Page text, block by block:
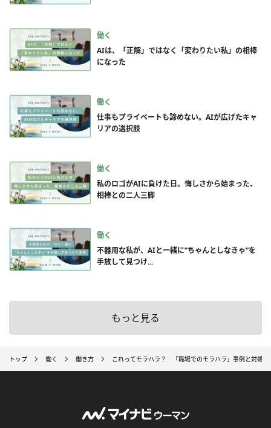
働く
AIは、「正解」ではなく「変わりたい私」の相棒
になった
働く
仕事もプライベートも諦めない。AIが広げたキャ
リアの選択肢
働く
私のロゴがAIに負けた日。悔しさから始まった、
相棒との二人三脚
働く
不器用な私が、AIと一緒に”ちゃんとしなきゃ”を
手放して見つけ...
もっと見る
トップ 働く 働き方 これってモラハラ？ 「職場でのモラハラ」事例と対処法